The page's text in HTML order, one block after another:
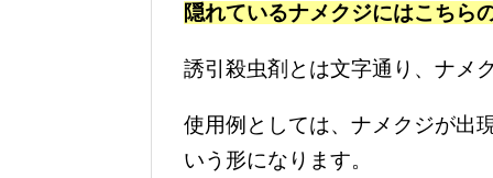
隠れているナメクジにはこちら
誘引殺虫剤とは文字通り、ナメ
使用例としては、ナメクジが出
いう形になります。